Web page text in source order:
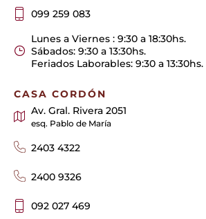
099 259 083
Lunes a Viernes : 9:30 a 18:30hs.
Sábados: 9:30 a 13:30hs.
Feriados Laborables: 9:30 a 13:30hs.
CASA CORDÓN
Av. Gral. Rivera 2051
esq. Pablo de María
2403 4322
2400 9326
092 027 469